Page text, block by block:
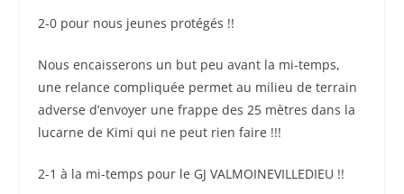
2-0 pour nous jeunes protégés !!
Nous encaisserons un but peu avant la mi-temps,
une relance compliquée permet au milieu de terrain
adverse d’envoyer une frappe des 25 mètres dans la
lucarne de Kimi qui ne peut rien faire !!!
2-1 à la mi-temps pour le GJ VALMOINEVILLEDIEU !!